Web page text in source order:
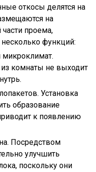
откосы делятся на
на
проема,
функций:
из комнаты не выходит
Установка
образование
к появлению
Посредством
улучшить
поскольку они